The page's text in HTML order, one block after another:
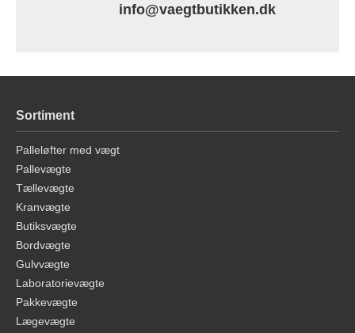
info@vaegtbutikken.dk
Sortiment
Palleløfter med vægt
Pallevægte
Tællevægte
Kranvægte
Butiksvægte
Bordvægte
Gulvvægte
Laboratorievægte
Pakkevægte
Lægevægte